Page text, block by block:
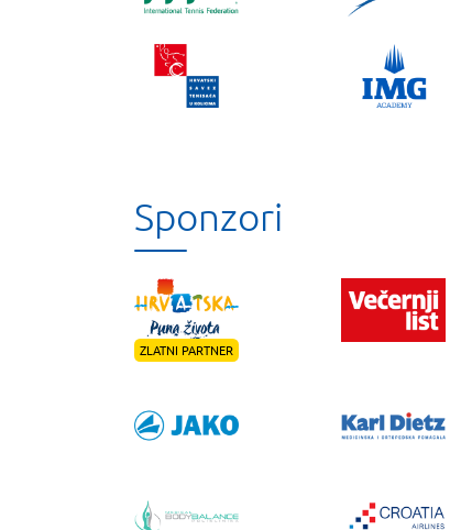
Sponzori
ZLATNI PARTNER